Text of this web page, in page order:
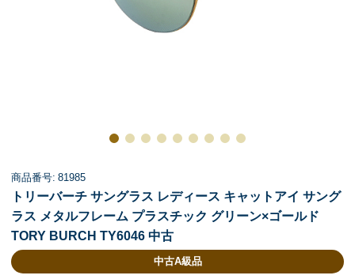
商品番号: 81985
トリーバーチ サングラス レディース キャットアイ サング
ラス メタルフレーム プラスチック グリーン×ゴールド
TORY BURCH TY6046 中古
中古A級品